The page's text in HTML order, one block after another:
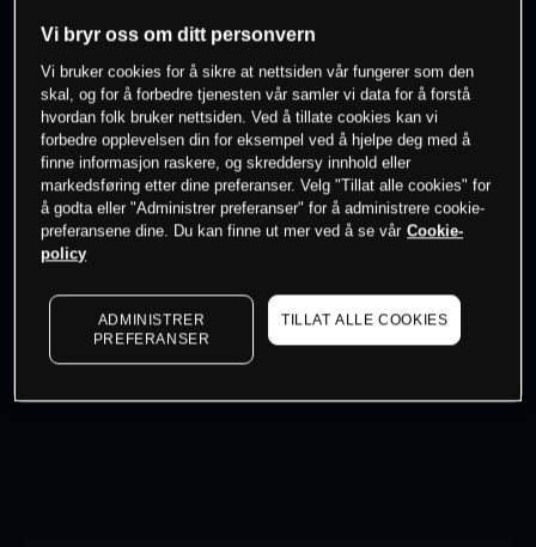
- -
0% av kunder erpå dette instrumentet
Søk om konto
Kursene er veiledende.Log in
Vi bryr oss om ditt personvern
Vi bruker cookies for å sikre at nettsiden vår fungerer som den
skal, og for å forbedre tjenesten vår samler vi data for å forstå
hvordan folk bruker nettsiden. Ved å tillate cookies kan vi
forbedre opplevelsen din for eksempel ved å hjelpe deg med å
finne informasjon raskere, og skreddersy innhold eller
markedsføring etter dine preferanser. Velg "Tillat alle cookies" for
å godta eller "Administrer preferanser" for å administrere cookie-
preferansene dine. Du kan finne ut mer ved å se vår Cookie-
policy
ADMINISTRER
PREFERANSER
TILLAT ALLE COOKIES